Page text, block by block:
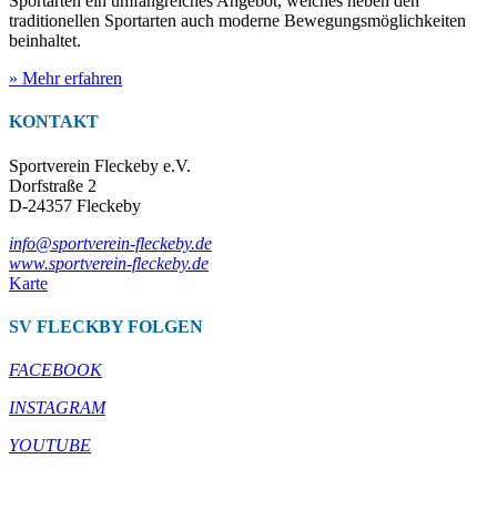
traditionellen Sportarten auch moderne Bewegungsmöglichkeiten
beinhaltet.
» Mehr erfahren
KONTAKT
Sportverein Fleckeby e.V.
Dorfstraße 2
D-24357 Fleckeby
info@sportverein-fleckeby.de
www.sportverein-fleckeby.de
Karte
SV FLECKBY FOLGEN
FACEBOOK
INSTAGRAM
YOUTUBE